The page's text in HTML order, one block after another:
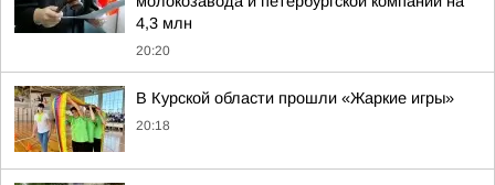
4,3 млн
20:20
В Курской области прошли «Жаркие игры»
20:18